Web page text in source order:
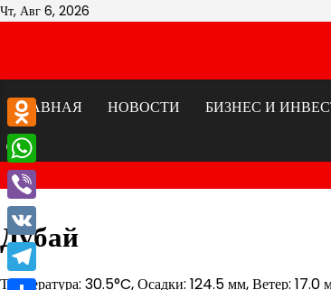
Перейти
Чт, Авг 6, 2026
ГЛАВНАЯ
НОВОСТИ БИЗНЕС И
Дубай
Температура: 30.5°C, Осадки: 124.5 мм, Ветер: 17.0
Odnoklassniki
WhatsApp
Viber
VK
Telegram